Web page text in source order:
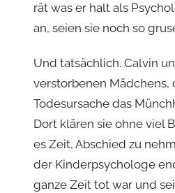
rät was er halt als
an, seien sie noch so
Und tatsächlich. Calvin
verstorbenen Mädchens,
Todesursache das
Dort klären sie ohne viel
es Zeit, Abschied zu
der Kinderpsychologe
ganze Zeit tot war und